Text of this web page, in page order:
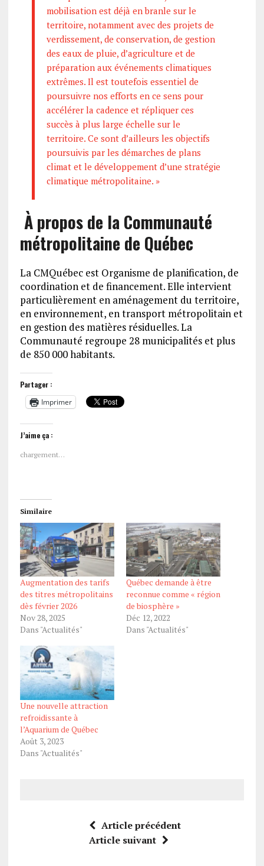
mobilisation est déjà en branle sur le
territoire, notamment avec des projets de
verdissement, de conservation, de gestion
des eaux de pluie, d’agriculture et de
préparation aux événements climatiques
extrêmes. Il est toutefois essentiel de
poursuivre nos efforts en ce sens pour
accélérer la cadence et répliquer ces
succès à plus large échelle sur le
territoire. Ce sont d’ailleurs les objectifs
poursuivis par les démarches de plans
climat et le développement d’une stratégie
climatique métropolitaine. »
À propos de la Communauté
métropolitaine de Québec
La CMQuébec est Organisme de planification, de
coordination et de financement. Elle intervient
particulièrement en aménagement du territoire,
en environnement, en transport métropolitain et
en gestion des matières résiduelles. La
Communauté regroupe 28 municipalités et plus
de 850 000 habitants.
Partager :
Imprimer
J’aime ça :
chargement…
Similaire
Augmentation des tarifs
des titres métropolitains
dès février 2026
Nov 28, 2025
Dans "Actualités"
Québec demande à être
reconnue comme « région
de biosphère »
Déc 12, 2022
Dans "Actualités"
Une nouvelle attraction
refroidissante à
l’Aquarium de Québec
Août 3, 2023
Dans "Actualités"
Article précédent
Article suivant